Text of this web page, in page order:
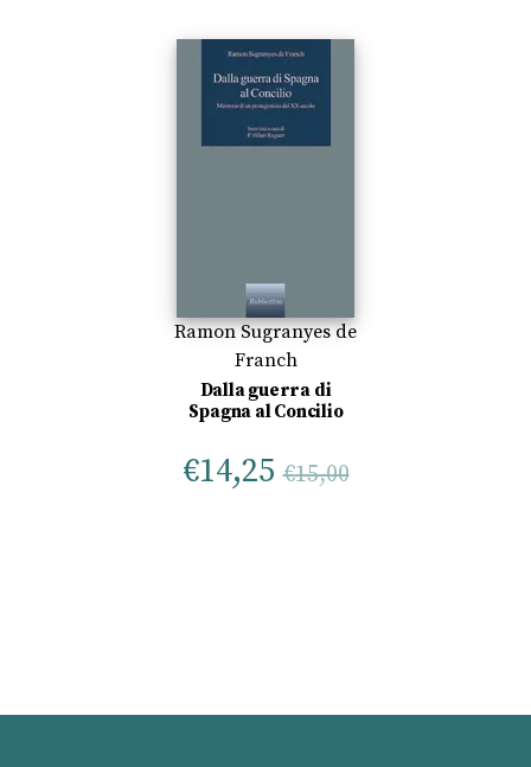
Ramon Sugranyes de
Franch
Dalla guerra di
Spagna al Concilio
€14,25 €15,00